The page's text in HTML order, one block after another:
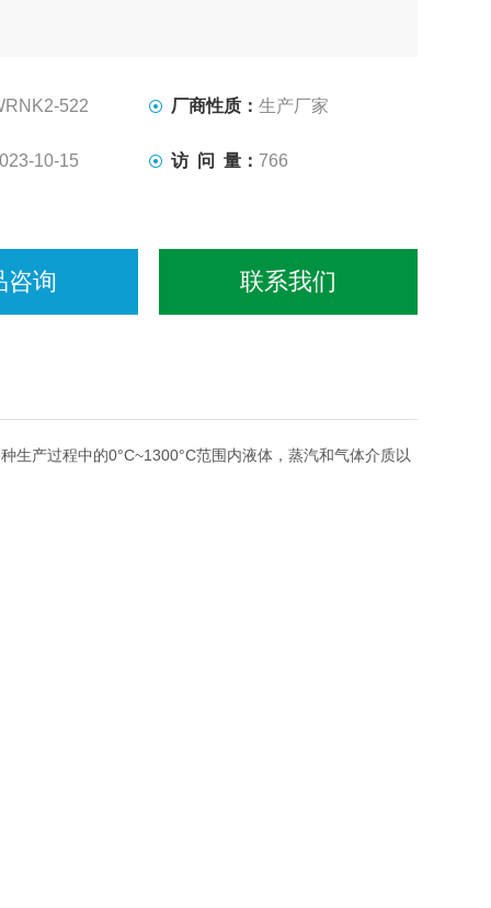
522 厂商性质： 生产厂家
10-15 访 问 量： 766
咨询 联系我们
生产过程中的0°C~1300°C范围内液体，蒸汽和气体介质以